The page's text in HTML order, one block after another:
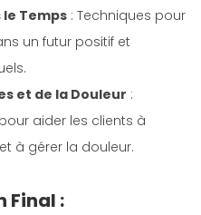
Temps : Techniques pour
un futur positif et
et de la Douleur :
aider les clients à
à gérer la douleur.
Final :